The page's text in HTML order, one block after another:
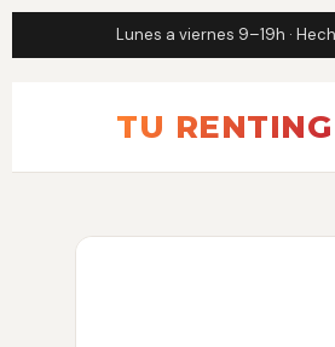
Lunes a viernes 9–19h ·
TU